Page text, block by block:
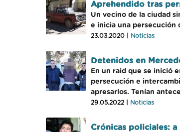
Aprehendido tras
Un vecino de la ciudad
e inicia una persecución
23.03.2020 | Noticias
Detenidos en
En un raid que se inició
persecución e
apresarlos. Tenían
29.05.2022 | Noticias
Crónicas policiales: